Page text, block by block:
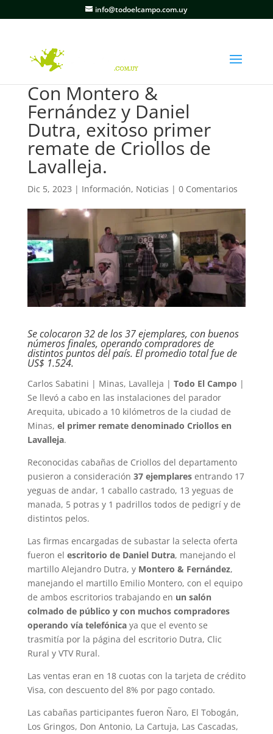
info@todoelcampo.com.uy
Con Montero &
Fernández y Daniel
Dutra, exitoso primer
remate de Criollos de
Lavalleja.
Dic 5, 2023 | Información, Noticias | 0 Comentarios
Se colocaron 32 de los 37 ejemplares, con buenos
números finales, operando compradores de
distintos puntos del país. El promedio total fue de
US$ 1.524.
Carlos Sabatini | Minas, Lavalleja | Todo El Campo |
Se llevó a cabo en las instalaciones del parador
Arequita, ubicado a 10 kilómetros de la ciudad de
Minas, el primer remate denominado Criollos en
Lavalleja.
Reconocidas cabañas de Criollos del departamento
pusieron a consideración 37 ejemplaresentrando 17
yeguas de andar, 1 caballo castrado, 13 yeguas de
manada, 5 potras y 1 padrillos todos de pedigrí y de
distintos pelos.
Las firmas encargadas de subastar la selecta oferta
fueron el escritorio de Daniel Dutra, manejando el
martillo Alejandro Dutra, y Montero & Fernández,
manejando el martillo Emilio Montero, con el equipo
de ambos escritorios trabajando en un salón
colmado de público y con muchos compradores
operando vía telefónicaya que el evento se
trasmitía por la página del escritorio Dutra, Clic
Rural y VTV Rural.
Las ventas eran en 18 cuotas con la tarjeta de crédito
Visa, con descuento del 8% por pago contado.
Las cabañas participantes fueron Ñaro, El Tobogán,
Los Gringos, Don Antonio, La Cartuja, Las Cascadas,